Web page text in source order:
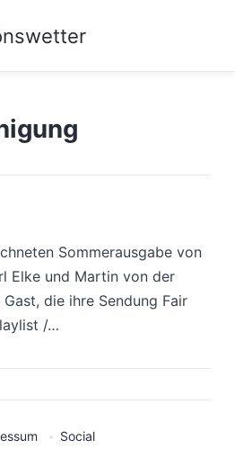
Sommerausgabe von
Elke und Martin von der
die ihre Sendung Fair
/…
Social